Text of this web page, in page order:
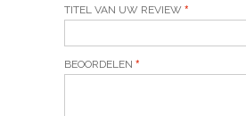
TITEL VAN UW REVIEW
BEOORDELEN